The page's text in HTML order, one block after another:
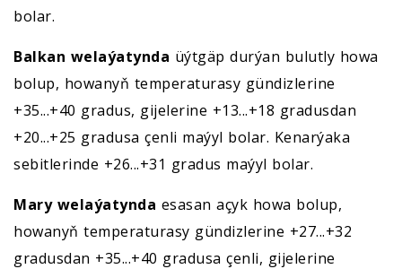
bolar.
Balkan welaýatynda üýtgäp durýan bulutly howa
bolup, howanyň temperaturasy gündizlerine
+35...+40 gradus, gijelerine +13...+18 gradusdan
+20...+25 gradusa çenli maýyl bolar. Kenarýaka
sebitlerinde +26...+31 gradus maýyl bolar.
Mary welaýatynda esasan açyk howa bolup,
howanyň temperaturasy gündizlerine +27...+32
gradusdan +35...+40 gradusa çenli, gijelerine